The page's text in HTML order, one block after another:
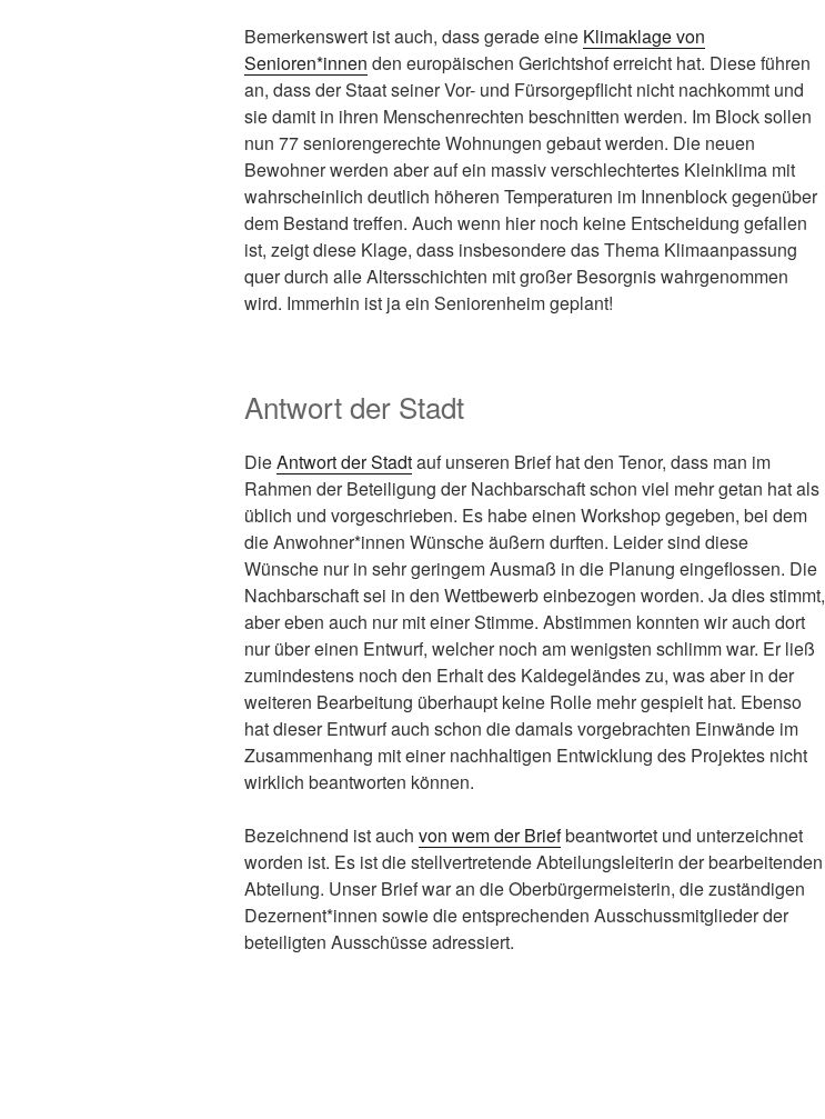
Bemerkenswert ist auch, dass gerade eine Klimaklage von
Senioren*innen den europäischen Gerichtshof erreicht hat. Diese führen
an, dass der Staat seiner Vor- und Fürsorgepflicht nicht nachkommt und
sie damit in ihren Menschenrechten beschnitten werden. Im Block sollen
nun 77 seniorengerechte Wohnungen gebaut werden. Die neuen
Bewohner werden aber auf ein massiv verschlechtertes Kleinklima mit
wahrscheinlich deutlich höheren Temperaturen im Innenblock gegenüber
dem Bestand treffen. Auch wenn hier noch keine Entscheidung gefallen
ist, zeigt diese Klage, dass insbesondere das Thema Klimaanpassung
quer durch alle Altersschichten mit großer Besorgnis wahrgenommen
wird. Immerhin ist ja ein Seniorenheim geplant!
Antwort der Stadt
DieAntwort der Stadtauf unseren Brief hat den Tenor, dass man im
Rahmen der Beteiligung der Nachbarschaft schon viel mehr getan hat als
üblich und vorgeschrieben. Es habe einen Workshop gegeben, bei dem
die Anwohner*innen Wünsche äußern durften. Leider sind diese
Wünsche nur in sehr geringem Ausmaß in die Planung eingeflossen. Die
Nachbarschaft sei in den Wettbewerb einbezogen worden. Ja dies stimmt,
aber eben auch nur mit einer Stimme. Abstimmen konnten wir auch dort
nur über einen Entwurf, welcher noch am wenigsten schlimm war. Er ließ
zumindestens noch den Erhalt des Kaldegeländes zu, was aber in der
weiteren Bearbeitung überhaupt keine Rolle mehr gespielt hat. Ebenso
hat dieser Entwurf auch schon die damals vorgebrachten Einwände im
Zusammenhang mit einer nachhaltigen Entwicklung des Projektes nicht
wirklich beantworten können.
Bezeichnend ist auch von wem der Briefbeantwortet und unterzeichnet
worden ist. Es ist die stellvertretende Abteilungsleiterin der bearbeitenden
Abteilung. Unser Brief war an die Oberbürgermeisterin, die zuständigen
Dezernent*innen sowie die entsprechenden Ausschussmitglieder der
beteiligten Ausschüsse adressiert.